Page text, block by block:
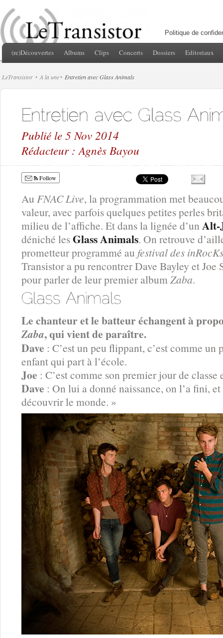
Politique de
(re)Découvertes Albums Clips Concerts Dossiers Editoriaux
LeTransistor A la une Entretien avec Glass Animals
Publié le 5 Nov 2014
Rédacteur : Agnès Bayou
Follow
Au FNAC Live, la programmation met
valeur, avec parfois quelques petites perles
milieu de l’affiche. Et dans la lignée d’un
déniché lesGlass Animals. On retrouve
prometteur programmé au festival des
Transistor a pu rencontrer Dave Bayley et
pour parler de leur premier albumZaba.
Le chanteur et le batteur échangent à
Zaba, qui vient de paraître.
Dave : C’est un peu flippant, c’est comme
enfant qui part à l’école.
Joe : C’est comme son premier jour de classe
Dave : On lui a donné naissance, on l’a fini,
découvrir le monde. »